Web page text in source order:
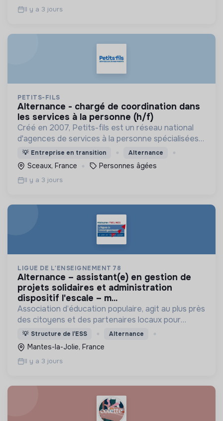
Il y a 3 jours
PETITS-FILS
alternance - chargé de coordination dans
les services à la personne (h/f)
Créé en 2007, Petits-fils est un réseau national
d'agences de services à la personne spécialisées
dans l'aide à domicile pour les personnes âgées.
💡 Entreprise en transition Alternance
Sceaux, France Personnes âgées
Il y a 3 jours
LIGUE DE L'ENSEIGNEMENT 78
alternance – assistant(e) en gestion de
projets solidaires et administration
dispositif l'escale – m...
Association d’éducation populaire, agit au plus près
des citoyens et des partenaires locaux pour
promouvoir le lien social, agir pour l’éducation et la
citoyenneté et faire vivre la Laïcité.
💡 Structure de l’ESS Alternance
Mantes-la-Jolie, France
Il y a 3 jours